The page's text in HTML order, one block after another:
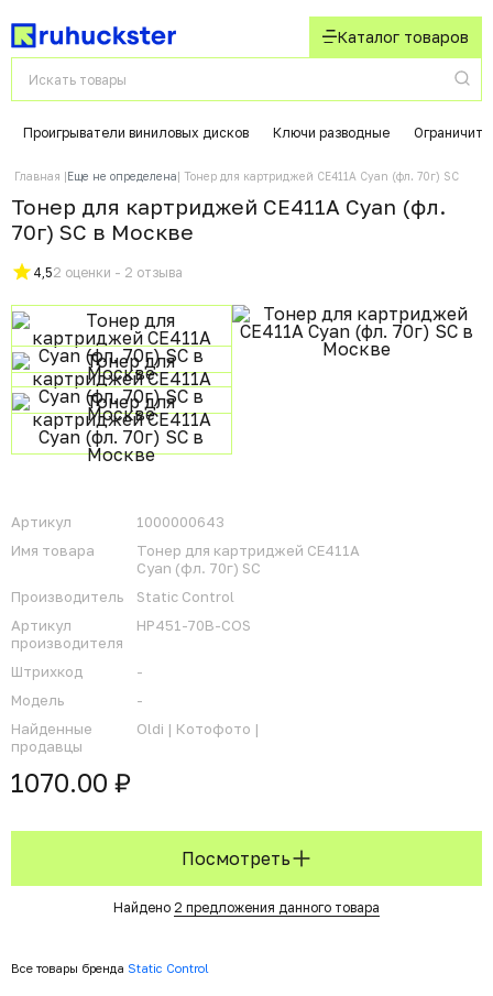
Каталог товаров
Проигрыватели виниловых дисков Ключи разводные
Главная Еще не определена Тонер для картриджей CE411A Cyan (фл. 70г) SC
Тонер для картриджей CE411A Cyan (фл.
70г) SC в Москвe
4,52 оценки - 2 отзыва
Артикул
1000000643
Имя товара
Тонер для картриджей CE411A
Cyan (фл. 70г) SC
Производитель
Static Control
Артикул
производителя
HP451-70B-COS
Штрихкод
-
Модель
-
Найденные
продавцы
Oldi | Котофото |
1070.00 ₽
Посмотреть
Найдено 2 предложения данного товара
Все товары бренда Static Control